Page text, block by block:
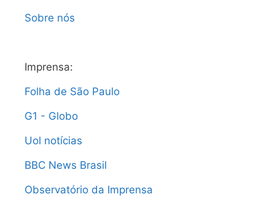
Sobre nós
Imprensa:
Folha de São Paulo
G1 - Globo
Uol notícias
BBC News Brasil
Observatório da Imprensa